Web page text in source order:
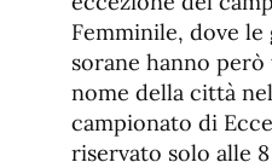
Femminile, dove le
sorane hanno
nome della città
campionato di
riservato solo alle